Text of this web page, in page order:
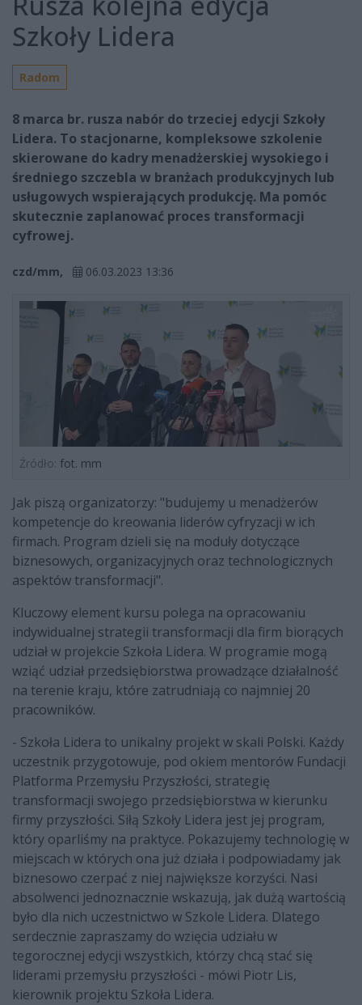
Szkoły Lidera
Radom
8 marca br. rusza nabór do trzeciej edycji Szkoły
Lidera. To stacjonarne, kompleksowe szkolenie
skierowane do kadry menadżerskiej wysokiego i
średniego szczebla w branżach produkcyjnych lub
usługowych wspierających produkcję. Ma pomóc
skutecznie zaplanować proces transformacji
cyfrowej.
czd/mm, 06.03.2023 13:36
Źródło: fot. mm
Jak piszą organizatorzy: "budujemy u menadżerów
kompetencje do kreowania liderów cyfryzacji w ich
firmach. Program dzieli się na moduły dotyczące
biznesowych, organizacyjnych oraz technologicznych
aspektów transformacji".
Kluczowy element kursu polega na opracowaniu
indywidualnej strategii transformacji dla firm biorących
udział w projekcie Szkoła Lidera. W programie mogą
wziąć udział przedsiębiorstwa prowadzące działalność
na terenie kraju, które zatrudniają co najmniej 20
pracowników.
- Szkoła Lidera to unikalny projekt w skali Polski. Każdy
uczestnik przygotowuje, pod okiem mentorów Fundacji
Platforma Przemysłu Przyszłości, strategię
transformacji swojego przedsiębiorstwa w kierunku
firmy przyszłości. Siłą Szkoły Lidera jest jej program,
który oparliśmy na praktyce. Pokazujemy technologię w
miejscach w których ona już działa i podpowiadamy jak
biznesowo czerpać z niej największe korzyści. Nasi
absolwenci jednoznacznie wskazują, jak dużą wartością
było dla nich uczestnictwo w Szkole Lidera. Dlatego
serdecznie zapraszamy do wzięcia udziału w
tegorocznej edycji wszystkich, którzy chcą stać się
liderami przemysłu przyszłości - mówi Piotr Lis,
kierownik projektu Szkoła Lidera.